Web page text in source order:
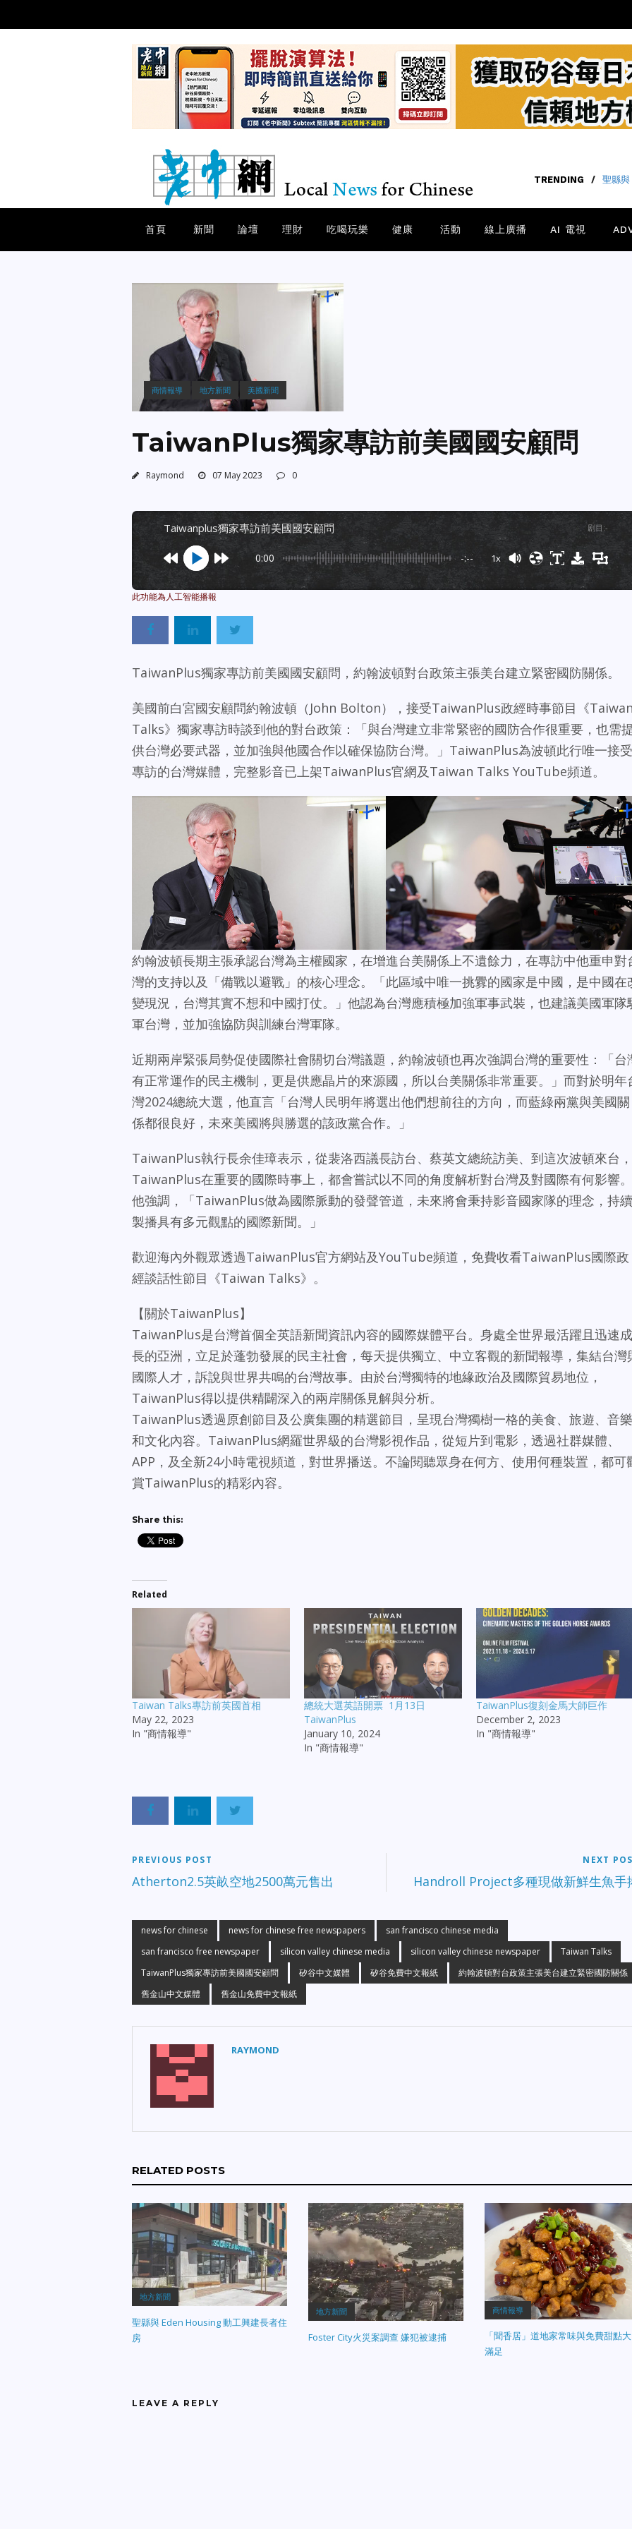
TRENDING / 聖縣
TRENDING 「聞
首頁 新聞 論壇 理財 吃喝玩樂 健康 活動 線上廣播 AI 電視
商情報導 地方新聞 美國新聞
TaiwanPlus獨家專訪前美國國安顧問
Raymond 07 May 2023 0
taiwanplus獨家專訪前美國國安顧問 剧目 :-
0:00 -:-- 1x
Powered By
TaiwanPlus獨家專訪前美國國安顧問，約翰波頓對台政策主張美台建立緊密國防關係。
美國前白宮國安顧問約翰波頓（John Bolton），接受TaiwanPlus政經時事節目《
Talks》獨家專訪時談到他的對台政策：「與台灣建立非常緊密的國防合作很重要，也需
供台灣必要武器，並加強與他國合作以確保協防台灣。」TaiwanPlus為波頓此行唯一接受
專訪的台灣媒體，完整影音已上架TaiwanPlus官網及Taiwan Talks YouTube頻道。
約翰波頓長期主張承認台灣為主權國家，在增進台美關係上不遺餘力，在專訪中他重申對
灣的支持以及「備戰以避戰」的核心理念。「此區域中唯一挑釁的國家是中國，是中國在
變現況，台灣其實不想和中國打仗。」他認為台灣應積極加強軍事武裝，也建議美國軍隊
軍台灣，並加強協防與訓練台灣軍隊。
近期兩岸緊張局勢促使國際社會關切台灣議題，約翰波頓也再次強調台灣的重要性：「台
有正常運作的民主機制，更是供應晶片的來源國，所以台美關係非常重要。」而對於明年
灣2024總統大選，他直言「台灣人民明年將選出他們想前往的方向，而藍綠兩黨與美國關
係都很良好，未來美國將與勝選的該政黨合作。」
TaiwanPlus執行長余佳璋表示，從裴洛西議長訪台、蔡英文總統訪美、到這次波頓來台，
TaiwanPlus在重要的國際時事上，都會嘗試以不同的角度解析對台灣及對國際有何影響。
他強調，「TaiwanPlus做為國際脈動的發聲管道，未來將會秉持影音國家隊的理念，持續
製播具有多元觀點的國際新聞。」
歡迎海內外觀眾透過TaiwanPlus官方網站及YouTube頻道，免費收看TaiwanPlus國際政
經談話性節目《Taiwan Talks》。
【關於TaiwanPlus】
TaiwanPlus是台灣首個全英語新聞資訊內容的國際媒體平台。身處全世界最活躍且迅速成
長的亞洲，立足於蓬勃發展的民主社會，每天提供獨立、中立客觀的新聞報導，集結台灣
國際人才，訴說與世界共鳴的台灣故事。由於台灣獨特的地緣政治及國際貿易地位，
TaiwanPlus得以提供精闢深入的兩岸關係見解與分析。
TaiwanPlus透過原創節目及公廣集團的精選節目，呈現台灣獨樹一格的美食、旅遊、音樂
和文化內容。TaiwanPlus網羅世界級的台灣影視作品，從短片到電影，透過社群媒體、
APP，及全新24小時電視頻道，對世界播送。不論閱聽眾身在何方、使用何種裝置，都可
賞TaiwanPlus的精彩內容。
Share this:
Related
Taiwan Talks專訪前英國首相
May 22, 2023
In "商情報導"
總統大選英語開票 1月13日
TaiwanPlus
January 10, 2024
In "商情報導"
TaiwanPlus復刻金馬大師巨作
December 2, 2023
In "商情報導"
PREVIOUS POST
Atherton2.5英畝空地2500萬元售出
NEXT
Handroll Project多種現做新鮮生魚手
news for chinese news for chinese free newspapers
san francisco chinese media
san francisco free newspaper
silicon valley chinese media silicon valley chinese newspaper
Taiwan Talks
TaiwanPlus獨家專訪前美國國安顧問
矽谷中文媒體 矽谷免費中文報紙
約翰波頓對台政策主張美台建立緊密國防關係
舊金山中文媒體
舊金山免費中文報紙
RAYMOND
RELATED POSTS
地方新聞
聖縣與 Eden Housing 動工興建長者住
房
地方新聞
Foster City火災案調查 嫌犯被逮捕
商情報導
「聞香居」道地家常味與免費甜點大
滿足
LEAVE A REPLY